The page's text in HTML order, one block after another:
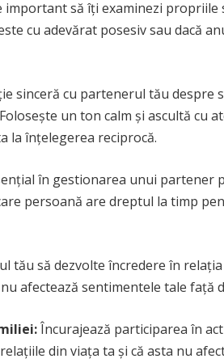
important să îți examinezi propriile
cu adevărat posesiv sau dacă
sinceră cu partenerul tău despre
un ton calm și ascultă cu
la înțelegerea reciprocă.
în gestionarea unui partener
persoană are dreptul la timp
tău să dezvolte încredere în
afectează sentimentele tale față
Încurajează participarea în
din viața ta și că asta nu